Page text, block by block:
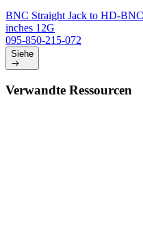
BNC Straight Jack to HD-
inches 12G
095-850-215-072
Siehe
Verwandte Ressourcen